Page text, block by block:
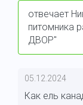
отвечает
питомника
ДВОР"
05.12.2024
Как ель